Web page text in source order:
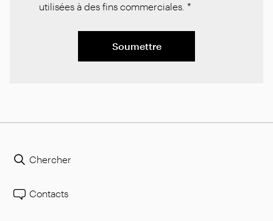
utilisées à des fins commerciales. *
Soumettre
Chercher
Contacts